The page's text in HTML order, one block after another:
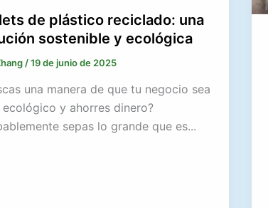
de plástico reciclado: una
sostenible y ecológica
/19 de junio de 2025
una manera de que tu negocio sea
ecológico y ahorres dinero?
sepas lo grande que es...